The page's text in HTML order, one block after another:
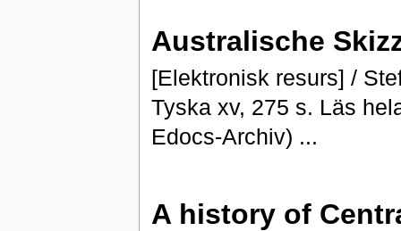
Australische
[Elektronisk resurs] /
Tyska xv, 275 s. Läs
Edocs-Archiv) ...
A history of